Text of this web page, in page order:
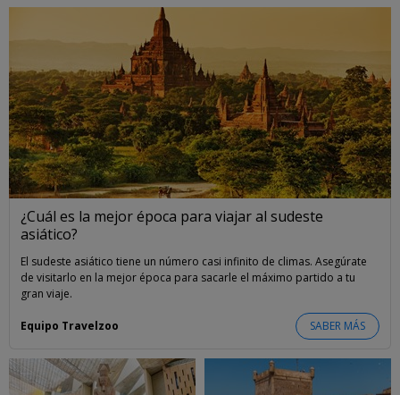
¿Cuál es la mejor época para viajar al sudeste
asiático?
El sudeste asiático tiene un número casi infinito de climas. Asegúrate
de visitarlo en la mejor época para sacarle el máximo partido a tu
gran viaje.
SABER MÁS
Equipo Travelzoo